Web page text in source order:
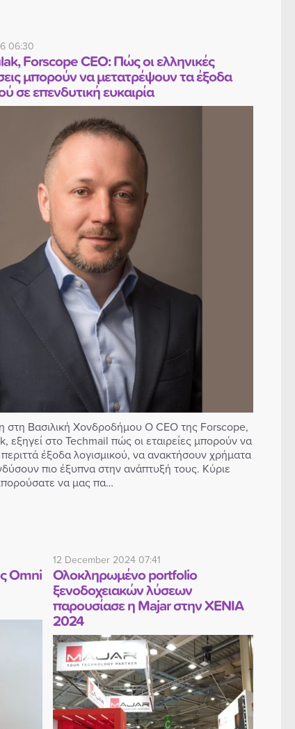
06:30
Forscope CEO: Πώς οι ελληνικές
μπορούν να μετατρέψουν τα έξοδα
σε επενδυτική ευκαιρία
στη Βασιλική Χονδροδήμου Ο CEO της Forscope,
εξηγεί στο Techmail πώς οι εταιρείες μπορούν να
έξοδα λογισμικού, να ανακτήσουν χρήματα
πιο έξυπνα στην ανάπτυξή τους. Κύριε
να μας πα…
Omni
12 December 2024 07:41
Ολοκληρωμένο portfolio
ξενοδοχειακών λύσεων
παρουσίασε η Majar στην XENIA
2024